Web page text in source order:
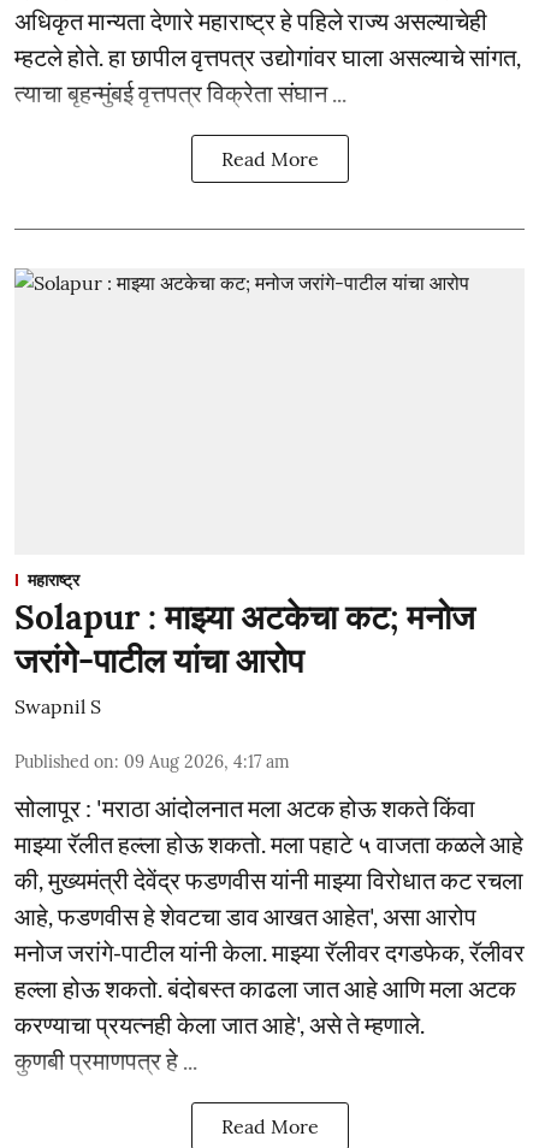
अधिकृत मान्यता देणारे महाराष्ट्र हे पहिले राज्य असल्याचेही
म्हटले होते. हा छापील वृत्तपत्र उद्योगांवर घाला असल्याचे सांगत,
त्याचा बृहन्मुंबई वृत्तपत्र विक्रेता संघान ...
Read More
महाराष्ट्र
Solapur : माझ्या अटकेचा कट; मनोज
जरांगे-पाटील यांचा आरोप
Swapnil S
Published on: 09 Aug 2026, 4:17 am
सोलापूर : 'मराठा आंदोलनात मला अटक होऊ शकते किंवा
माझ्या रॅलीत हल्ला होऊ शकतो. मला पहाटे ५ वाजता कळले आहे
की, मुख्यमंत्री देवेंद्र फडणवीस यांनी माझ्या विरोधात कट रचला
आहे, फडणवीस हे शेवटचा डाव आखत आहेत', असा आरोप
मनोज जरांगे-पाटील यांनी केला. माझ्या रॅलीवर दगडफेक, रॅलीवर
हल्ला होऊ शकतो. बंदोबस्त काढला जात आहे आणि मला अटक
करण्याचा प्रयत्नही केला जात आहे', असे ते म्हणाले.
कुणबी प्रमाणपत्र हे ...
Read More